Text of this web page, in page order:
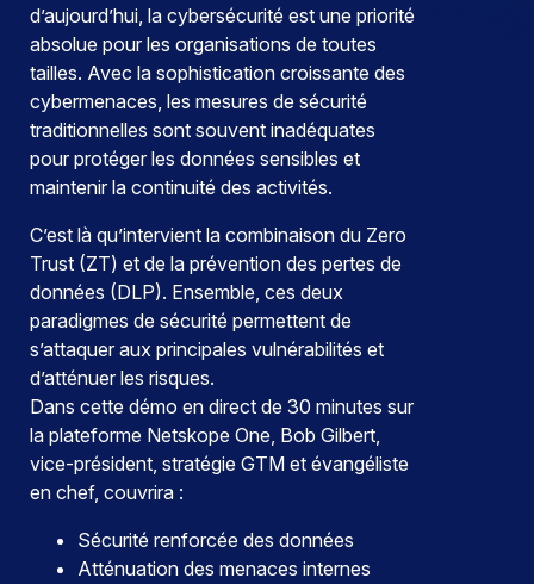
d’aujourd’hui, la cybersécurité est une priorité
absolue pour les organisations de toutes
tailles. Avec la sophistication croissante des
cybermenaces, les mesures de sécurité
traditionnelles sont souvent inadéquates
pour protéger les données sensibles et
maintenir la continuité des activités.
C’est là qu’intervient la combinaison du Zero
Trust (ZT) et de la prévention des pertes de
données (DLP). Ensemble, ces deux
paradigmes de sécurité permettent de
s’attaquer aux principales vulnérabilités et
d’atténuer les risques.
Dans cette démo en direct de 30 minutes sur
la plateforme Netskope One, Bob Gilbert,
vice-président, stratégie GTM et évangéliste
en chef, couvrira :
Sécurité renforcée des données
Atténuation des menaces internes